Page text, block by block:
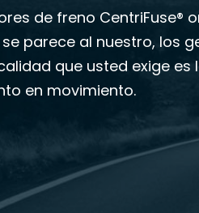
de freno CentriFuse®
parece al nuestro, los
que usted exige
en movimiento.